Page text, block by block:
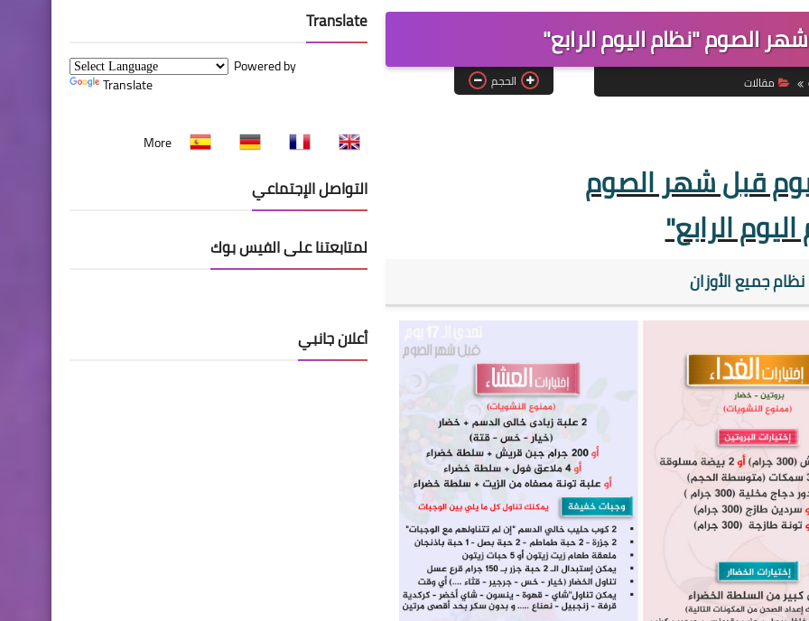
مقالات الحجم
الرابع"
نظام جميع الأوزان
Translate
Powered by
Translate
More
التواصل الإجتماعي
لمتابعتنا على الفيس بوك
أعلان جانبي